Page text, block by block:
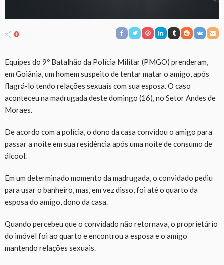
0
Equipes do 9º Batalhão da Polícia Militar (PMGO) prenderam,
em Goiânia, um homem suspeito de tentar matar o amigo, após
flagrá-lo tendo relações sexuais com sua esposa. O caso
aconteceu na madrugada deste domingo (16), no Setor Andes de
Moraes.
De acordo com a polícia, o dono da casa convidou o amigo para
passar a noite em sua residência após uma noite de consumo de
álcool.
Em um determinado momento da madrugada, o convidado pediu
para usar o banheiro, mas, em vez disso, foi até o quarto da
esposa do amigo, dono da casa.
Quando percebeu que o convidado não retornava, o proprietário
do imóvel foi ao quarto e encontrou a esposa e o amigo
mantendo relações sexuais.